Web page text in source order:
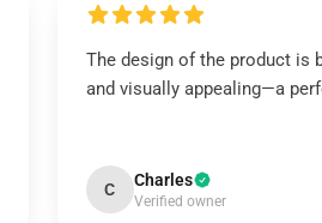
The design of the product is
and visually appealing—a
C Charles
Verified owner